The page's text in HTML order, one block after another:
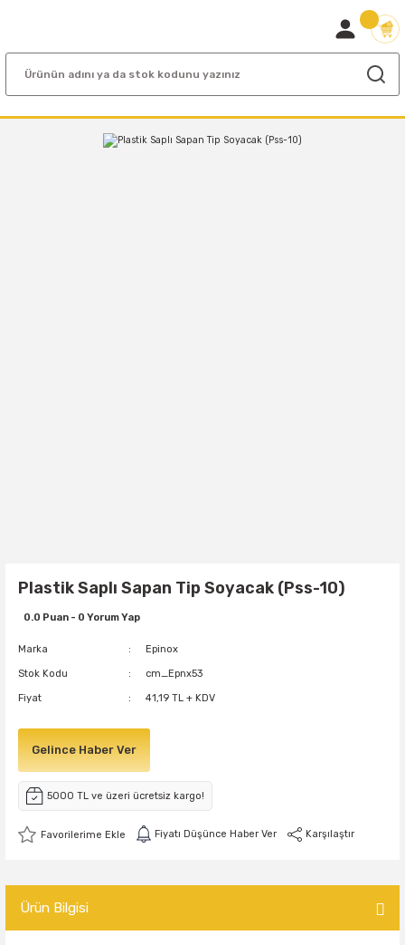
Plastik Saplı Sapan Tip Soyacak (Pss-10)
0.0 Puan - 0 Yorum Yap
Marka Epinox
Stok Kodu cm_Epnx53
Fiyat 41,19 TL + KDV
Gelince Haber Ver
5000 TL ve üzeri ücretsiz kargo!
Fiyatı Düşünce Haber Ver Karşılaştır
Ürün Bilgisi